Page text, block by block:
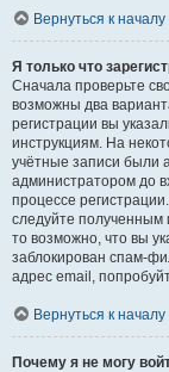
Вернуться к началу
Я только что
Сначала проверьте
возможны два
регистрации вы
инструкциям. На
учётные записи были
администратором до
процессе
следуйте полученным
то возможно, что вы
заблокирован спам-
адрес email,
Вернуться к началу
Почему я не могу